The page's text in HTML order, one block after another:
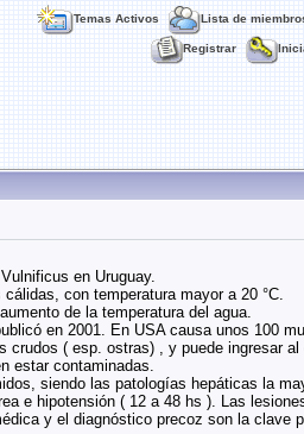
Temas Activos Lista de
Registrar
en Uruguay.
con temperatura mayor a 20 °C.
de la temperatura del agua.
en 2001. En USA causa unos 100
( esp. ostras) , y puede ingresar
estar contaminadas.
siendo las patologías hepáticas la
e hipotensión ( 12 a 48 hs ). Las
y el diagnóstico precoz son la